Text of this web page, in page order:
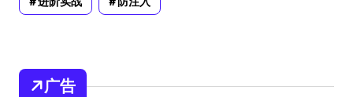
广告